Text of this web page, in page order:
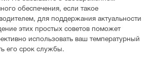
обеспечения, если такое
для поддержания актуальности
этих простых советов поможет
использовать ваш температурный
его срок службы.